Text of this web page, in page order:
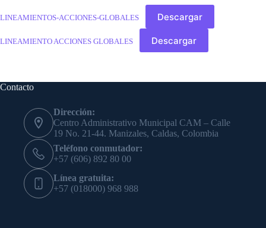
LINEAMIENTOS-ACCIONES-GLOBALES Descargar
LINEAMIENTO ACCIONES GLOBALES Descargar
Contacto
Dirección:
Centro Administrativo Municipal CAM – Calle
19 No. 21-44. Manizales, Caldas, Colombia
Teléfono conmutador:
+57 (606) 892 80 00
Línea gratuita:
+57 (018000) 968 988